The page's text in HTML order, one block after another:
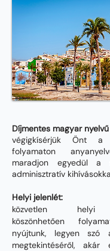
Díjmentes magyar
végigkísérjük Önt a
folyamaton
maradjon egyedül a
adminisztratív
Helyi jelenlét:
közvetlen helyi
köszönhetően
nyújtunk, legyen szó
megtekintéséről, akár